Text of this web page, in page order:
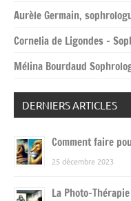
Aurèle Germain,
Cornelia de Ligondes –
Mélina Bourdaud
DERNIERS ARTICLES
Comment faire
25 décembre 2023
La Photo-